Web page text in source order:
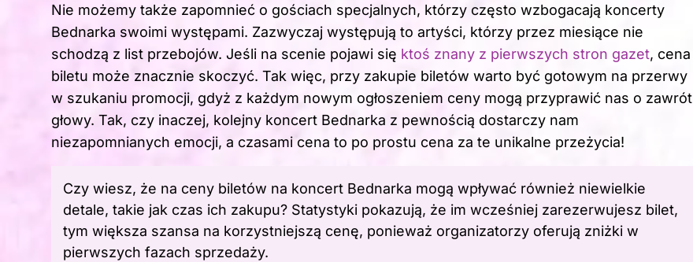
Nie możemy także zapomnieć o gościach specjalnych, którzy często wzbogacają koncerty
Bednarka swoimi występami. Zazwyczaj występują to artyści, którzy przez miesiące nie
schodzą z list przebojów. Jeśli na scenie pojawi się ktoś znany z pierwszych stron gazet, cena
biletu może znacznie skoczyć. Tak więc, przy zakupie biletów warto być gotowym na przerwy
w szukaniu promocji, gdyż z każdym nowym ogłoszeniem ceny mogą przyprawić nas o zawrót
głowy. Tak, czy inaczej, kolejny koncert Bednarka z pewnością dostarczy nam
niezapomnianych emocji, a czasami cena to po prostu cena za te unikalne przeżycia!
Czy wiesz, że na ceny biletów na koncert Bednarka mogą wpływać również niewielkie
detale, takie jak czas ich zakupu? Statystyki pokazują, że im wcześniej zarezerwujesz bilet,
tym większa szansa na korzystniejszą cenę, ponieważ organizatorzy oferują zniżki w
pierwszych fazach sprzedaży.